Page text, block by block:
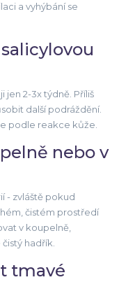
a vyhýbání se
jen 2-3x týdně. Příliš
další podráždění.
podle reakce kůže.
nebo v
- zvláště pokud
čistém prostředí
v koupelně,
hadřík.
tmavé